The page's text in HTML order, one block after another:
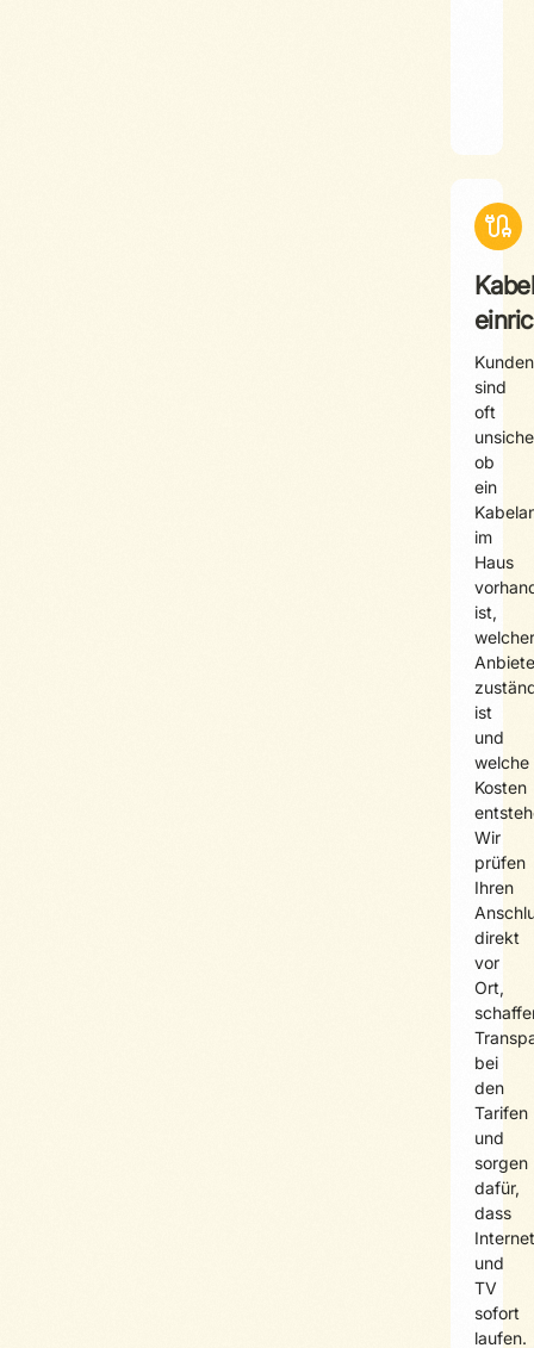
Kunden
sind
oft
ob
ein
im
Haus
ist,
welcher
ist
und
welche
Kosten
Wir
prüfen
Ihren
direkt
vor
Ort,
bei
den
Tarifen
und
sorgen
dafür,
dass
Internet
und
TV
sofort
laufen.